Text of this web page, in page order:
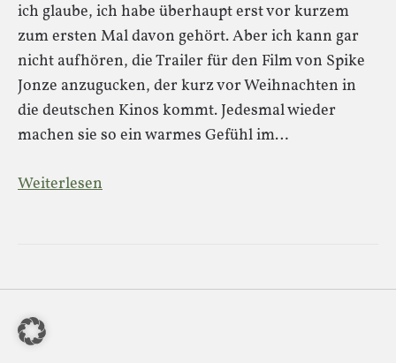
ich glaube, ich habe überhaupt erst vor kurzem
zum ersten Mal davon gehört. Aber ich kann gar
nicht aufhören, die Trailer für den Film von Spike
Jonze anzugucken, der kurz vor Weihnachten in
die deutschen Kinos kommt. Jedesmal wieder
machen sie so ein warmes Gefühl im…
Weiterlesen